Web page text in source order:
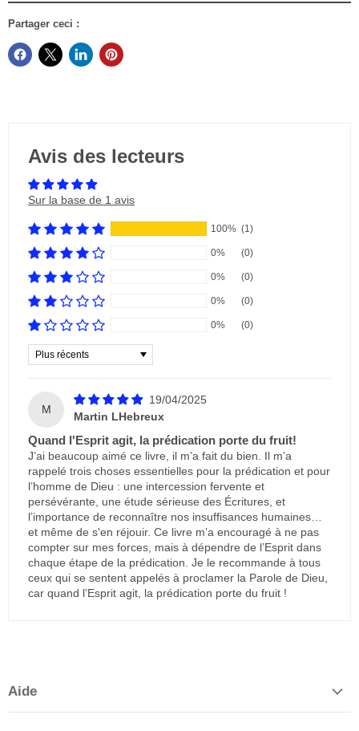
Partager ceci :
Avis des lecteurs
Sur la base de 1 avis
100% (1)
0% (0)
0% (0)
0% (0)
0% (0)
Sort by
M
19/04/2025
Martin LHebreux
Quand l'Esprit agit, la prédication porte du fruit!
J’ai beaucoup aimé ce livre, il m’a fait du bien. Il m’a
rappelé trois choses essentielles pour la prédication et pour
l’homme de Dieu : une intercession fervente et
persévérante, une étude sérieuse des Écritures, et
l’importance de reconnaître nos insuffisances humaines…
et même de s'en réjouir. Ce livre m’a encouragé à ne pas
compter sur mes forces, mais à dépendre de l’Esprit dans
chaque étape de la prédication. Je le recommande à tous
ceux qui se sentent appelés à proclamer la Parole de Dieu,
car quand l’Esprit agit, la prédication porte du fruit !
Aide